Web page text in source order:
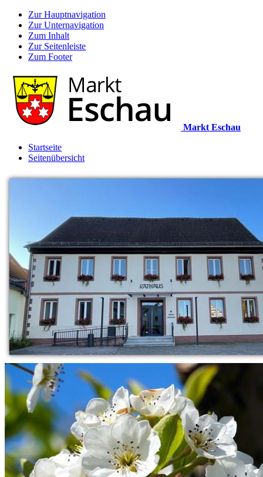
Zur Hauptnavigation
Zur Unternavigation
Zum Inhalt
Zur Seitenleiste
Zum Footer
Markt Eschau
Startseite
Seitenübersicht